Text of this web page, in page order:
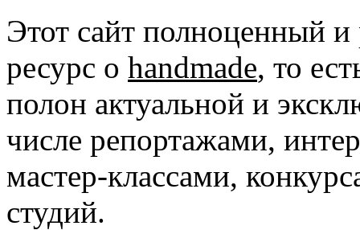
Этот сайт полноценный
ресурс о handmade, то
полон актуальной и
числе репортажами,
мастер-классами,
студий.